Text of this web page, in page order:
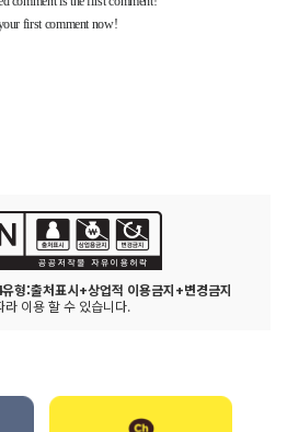
형:출처표시+상업적 이용금지+변경금지
라 이용 할 수 있습니다.